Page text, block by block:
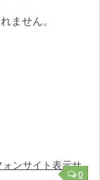
ません。
0